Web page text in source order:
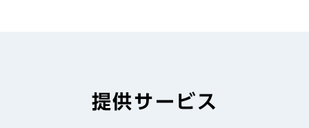
提供サービス